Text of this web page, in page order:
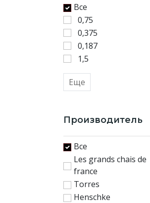
Все
0,75
0,375
0,187
1,5
Еще
Производитель
Все
Les grands chais de
france
Torres
Henschke